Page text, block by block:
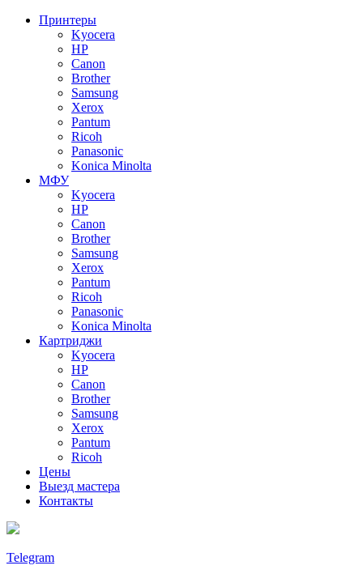
Принтеры
Kyocera
HP
Canon
Brother
Samsung
Xerox
Pantum
Ricoh
Panasonic
Konica Minolta
МФУ
Kyocera
HP
Canon
Brother
Samsung
Xerox
Pantum
Ricoh
Panasonic
Konica Minolta
Картриджи
Kyocera
HP
Canon
Brother
Samsung
Xerox
Pantum
Ricoh
Цены
Выезд мастера
Контакты
Telegram